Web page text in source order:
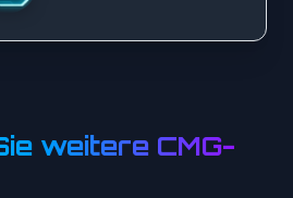
weitere CMG-